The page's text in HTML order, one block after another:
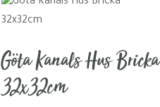
Göta Kanals Hus Bricka
32x32cm